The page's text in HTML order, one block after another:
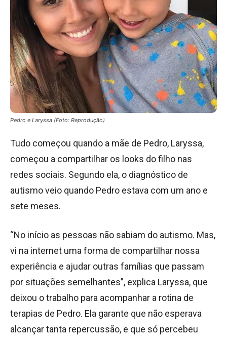
Pedro e Laryssa (Foto: Reprodução)
Tudo começou quando a mãe de Pedro, Laryssa,
começou a compartilhar os looks do filho nas
redes sociais. Segundo ela, o diagnóstico de
autismo veio quando Pedro estava com um ano e
sete meses.
“No início as pessoas não sabiam do autismo. Mas,
vi na internet uma forma de compartilhar nossa
experiência e ajudar outras famílias que passam
por situações semelhantes”, explica Laryssa, que
deixou o trabalho para acompanhar a rotina de
terapias de Pedro. Ela garante que não esperava
alcançar tanta repercussão, e que só percebeu